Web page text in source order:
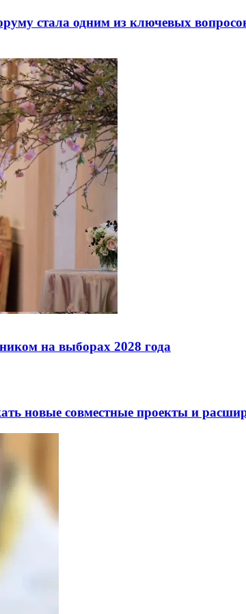
стала одним из ключевых
на выборах 2028 года
новые совместные проекты и